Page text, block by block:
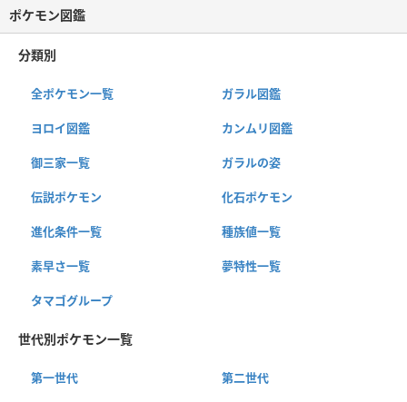
ポケモン図鑑
分類別
全ポケモン一覧 ガラル図鑑
ヨロイ図鑑 カンムリ図鑑
御三家一覧 ガラルの姿
伝説ポケモン 化石ポケモン
進化条件一覧 種族値一覧
素早さ一覧 夢特性一覧
タマゴグループ
世代別ポケモン一覧
第一世代 第二世代